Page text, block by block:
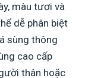
màu tươi và
dễ phân biệt
sùng thông
cao cấp
thân hoặc